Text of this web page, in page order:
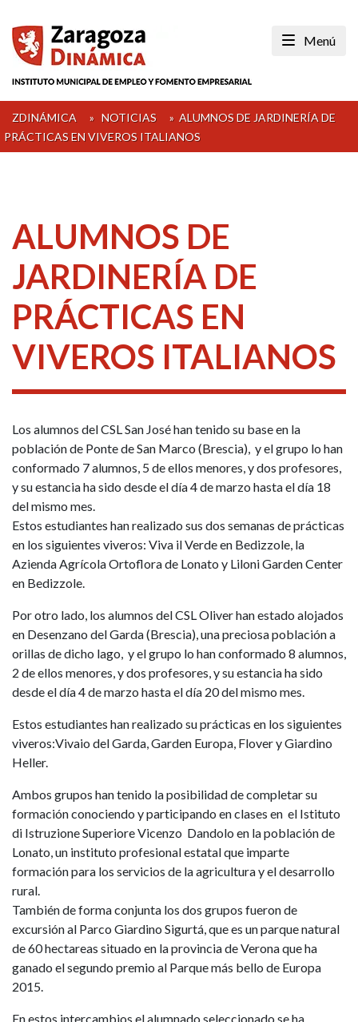
content
Menú
ZDINÁMICA » NOTICIAS » ALUMNOS DE JARDINERÍA DE
PRÁCTICAS EN VIVEROS ITALIANOS
ALUMNOS DE
JARDINERÍA DE
PRÁCTICAS EN
VIVEROS ITALIANOS
Los alumnos del CSL San José han tenido su base en la
población de Ponte de San Marco (Brescia), y el grupo lo han
conformado 7 alumnos, 5 de ellos menores, y dos profesores,
y su estancia ha sido desde el día 4 de marzo hasta el día 18
del mismo mes.
Estos estudiantes han realizado sus dos semanas de prácticas
en los siguientes viveros: Viva il Verde en Bedizzole, la
Azienda Agrícola Ortoflora de Lonato y Liloni Garden Center
en Bedizzole.
Por otro lado, los alumnos del CSL Oliver han estado alojados
en Desenzano del Garda (Brescia), una preciosa población a
orillas de dicho lago, y el grupo lo han conformado 8 alumnos,
2 de ellos menores, y dos profesores, y su estancia ha sido
desde el día 4 de marzo hasta el día 20 del mismo mes.
Estos estudiantes han realizado su prácticas en los siguientes
viveros:Vivaio del Garda, Garden Europa, Flover y Giardino
Heller.
Ambos grupos han tenido la posibilidad de completar su
formación conociendo y participando en clases en el Istituto
di Istruzione Superiore Vicenzo Dandolo en la población de
Lonato, un instituto profesional estatal que imparte
formación para los servicios de la agricultura y el desarrollo
rural.
También de forma conjunta los dos grupos fueron de
excursión al Parco Giardino Sigurtá, que es un parque natural
de 60 hectareas situado en la provincia de Verona que ha
ganado el segundo premio al Parque más bello de Europa
2015.
En estos intercambios el alumnado seleccionado se ha